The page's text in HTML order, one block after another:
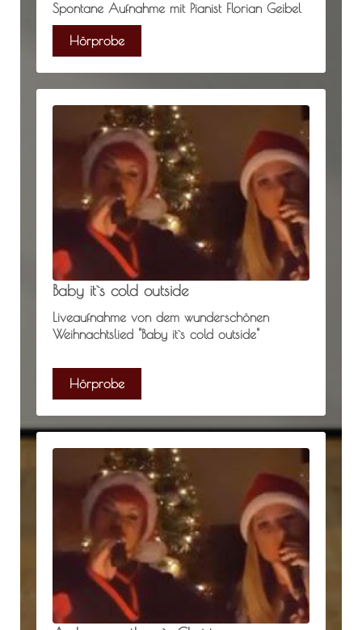
Spontane Aufnahme mit Pianist Florian Geibel
Hörprobe
Baby it`s cold outside
Liveaufnahme von dem wunderschönen
Weihnachtslied "Baby it`s cold outside"
Hörprobe